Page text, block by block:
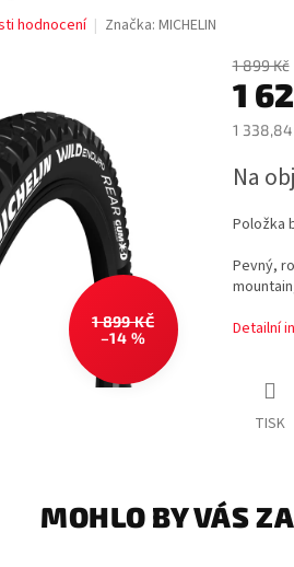
hodnocení Značka: MICHELIN
1 899 KČ
–14 %
1 899 Kč
1
1 338,84
cena:
Na
Položka
Pevný,
Detailní
TISK
MOHLO BY VÁS